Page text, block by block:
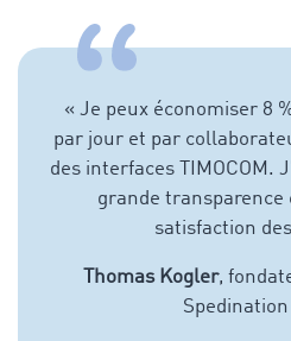
« Je peux économiser 8
par jour et par
des interfaces TIMOCOM.
grande
satisfaction
Thomas Kogler,
Spedination